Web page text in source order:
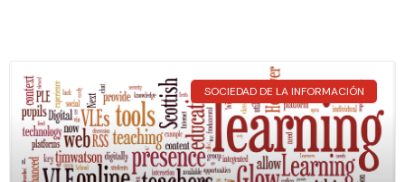
SOCIEDAD DE LA INFORMACIÓN